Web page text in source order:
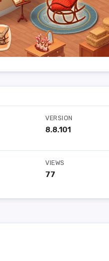
VERSION
8.8.101
VIEWS
77